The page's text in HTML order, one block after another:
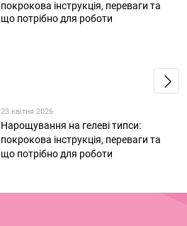
23 квітня 2026
Нарощування на гелеві типси:
покрокова інструкція, переваги та
що потрібно для роботи